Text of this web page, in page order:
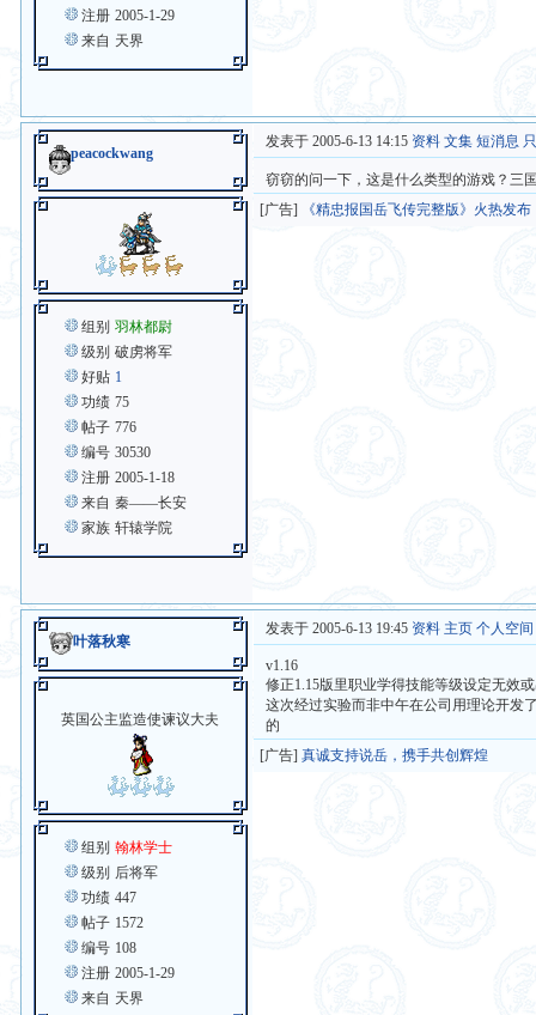
注册 2005-1-29
来自 天界
peacockwang
组别 羽林都尉
级别 破虏将军
好贴 1
功绩 75
帖子 776
编号 30530
注册 2005-1-18
来自 秦——长安
家族 轩辕学院
发表于 2005-6-13 14:15 资料 文集 短消息
窃窃的问一下，这是什么类型的游戏？三
[广告]
《精忠报国岳飞传完整版》火热发布
叶落秋寒
英国公主监造使谏议大夫
组别 翰林学士
级别 后将军
功绩 447
帖子 1572
编号 108
注册 2005-1-29
来自 天界
发表于 2005-6-13 19:45 资料 主页 个人空间
v1.16
修正1.15版里职业学得技能等级设定无效
这次经过实验而非中午在公司用理论开发
的
[广告]真诚支持说岳，携手共创辉煌